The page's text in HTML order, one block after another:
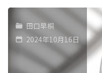
田口早桐
2024年10月16日